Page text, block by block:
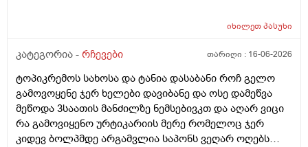
იხილეთპასუხი
კატეგორია - რჩევები თარიღი : 16-06-2026
ტოპიკრემოს სახოსა და ტანია დასაბანი როჩ გელო
გამოვოყენე ჯერ ხელები დავიბანე და ოსე დამეწვა
მეწოდა 3საათის მანძილზე ნემსებივკთ და აღარ ვიცი
რა გამოვიყენო ურტიკარიის მერე რომელოც ჯერ
კიდევ ბოლპმდე არგამვლია საპონს ვეღარ ოღებს